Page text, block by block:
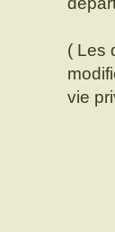
( Les
vie